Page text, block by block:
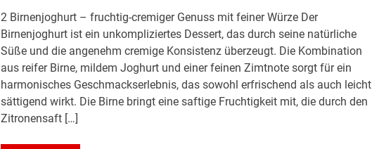
2 Birnenjoghurt – fruchtig-cremiger Genuss mit feiner Würze Der
Birnenjoghurt ist ein unkompliziertes Dessert, das durch seine natürliche
Süße und die angenehm cremige Konsistenz überzeugt. Die Kombination
aus reifer Birne, mildem Joghurt und einer feinen Zimtnote sorgt für ein
harmonisches Geschmackserlebnis, das sowohl erfrischend als auch leicht
sättigend wirkt. Die Birne bringt eine saftige Fruchtigkeit mit, die durch den
Zitronensaft […]